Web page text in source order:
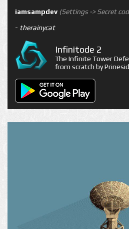
iamsampdev (Settings -> Secret
- therainycat
Infinitode 2
The Infinite Tower
from scratch by